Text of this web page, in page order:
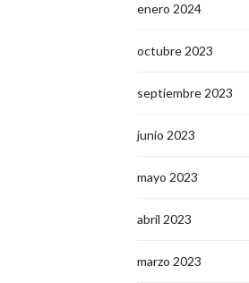
enero 2024
octubre 2023
septiembre 2023
junio 2023
mayo 2023
abril 2023
marzo 2023